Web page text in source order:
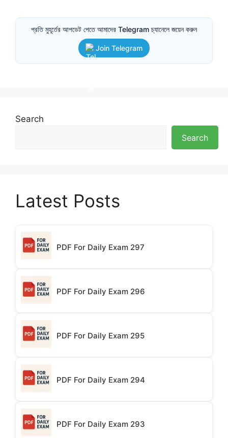
প্রতি মুহূর্তের আপডেট পেতে আমাদের Telegram চ্যানেলে জয়েন করুন
Join Telegram
Search
Search
Latest Posts
PDF For Daily Exam 297
PDF For Daily Exam 296
PDF For Daily Exam 295
PDF For Daily Exam 294
PDF For Daily Exam 293